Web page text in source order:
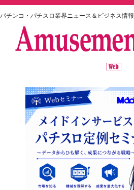
パチンコ・パチスロ業界ニュース＆ビジネス情報